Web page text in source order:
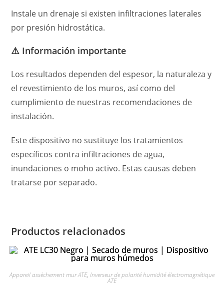
Instale un drenaje si existen infiltraciones laterales
por presión hidrostática.
⚠️ Información importante
Los resultados dependen del espesor, la naturaleza y
el revestimiento de los muros, así como del
cumplimiento de nuestras recomendaciones de
instalación.
Este dispositivo no sustituye los tratamientos
específicos contra infiltraciones de agua,
inundaciones o moho activo. Estas causas deben
tratarse por separado.
Productos relacionados
Appareil assèchement mur ATE, Inverseur de polarité humidité électromagnétique
ATE